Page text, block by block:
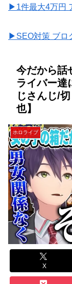
▶1件最大4万円
▶SEO対策 ブロ
今だから話
ライバー達
じさんじ/
也】
ホロライブ
X